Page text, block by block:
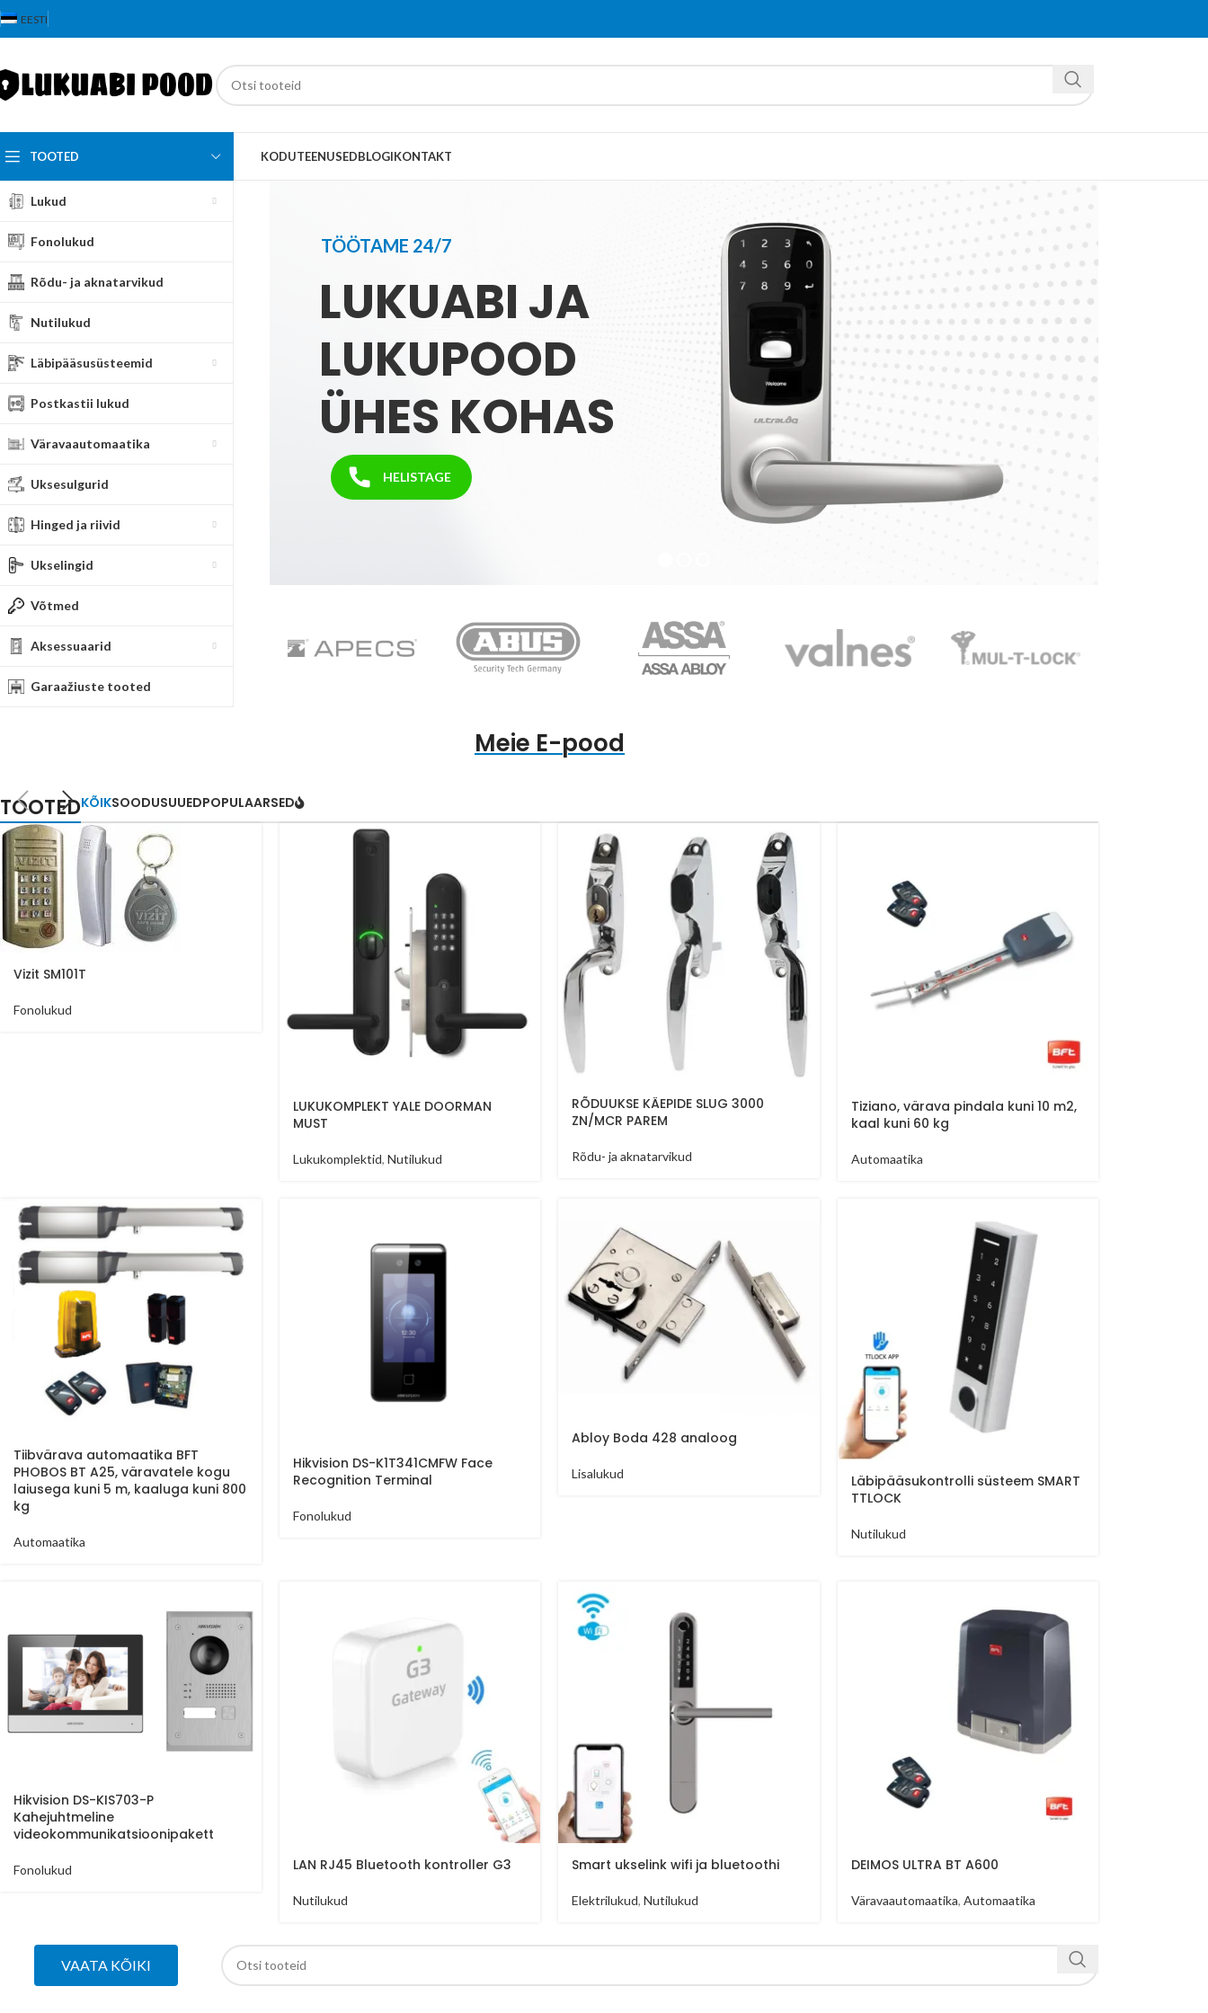
EESTI
TOOTED
Lukud
Fonolukud
Rõdu- ja aknatarvikud
Nutilukud
Läbipääsusüsteemid
Postkastii lukud
Väravaautomaatika
Uksesulgurid
Hinged ja riivid
Ukselingid
Võtmed
Aksessuaarid
Garaažiuste tooted
KODUTEENUSEDBLOGIKONTAKT
call HELISTAGE
LUKUABI JA
LUKUPOOD
ÜHES KOHAS
TÖÖTAME 24/7
Meie E-pood
TOOTEDKÕIKSOODUSUUEDPOPULAARSED
Vizit SM101T
Fonolukud
LUKUKOMPLEKT YALE DOORMAN
MUST
Lukukomplektid, Nutilukud
RÕDUUKSE KÄEPIDE SLUG 3000
ZN/MCR PAREM
Rõdu- ja aknatarvikud
Tiziano, värava pindala kuni 10 m2,
kaal kuni 60 kg
Automaatika
Tiibvärava automaatika BFT
PHOBOS BT A25, väravatele kogu
laiusega kuni 5 m, kaaluga kuni 800
kg
Automaatika
Hikvision DS-K1T341CMFW Face
Recognition Terminal
Fonolukud
Abloy Boda 428 analoog
Lisalukud
Läbipääsukontrolli süsteem SMART
TTLOCK
Nutilukud
Hikvision DS-KIS703-P
Kahejuhtmeline
videokommunikatsioonipakett
Fonolukud LAN RJ45 Bluetooth kontroller G3
Nutilukud
Smart ukselink wifi ja bluetoothi
Elektrilukud, Nutilukud
DEIMOS ULTRA BT A600
Väravaautomaatika, Automaatika
VAATA KÕIKI